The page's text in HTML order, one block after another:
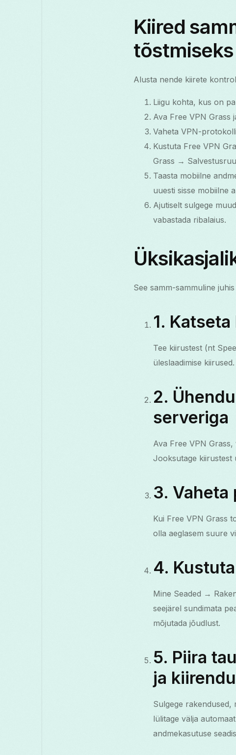
Kiired
tõstmiseks
Alusta nende kiirete
Liigu kohta, kus on
Ava Free VPN Grass
Vaheta VPN-
Kustuta Free VPN
Grass →
Taasta mobiilne
uuesti sisse mobiilne
Ajutiselt sulgege
vabastada ribalaius.
See samm-sammuline
1.
Tee kiirustest (nt
üleslaadimise
2.
serveriga
Ava Free VPN
Jooksutage kiirustest
3. Vaheta
Kui Free VPN Grass
olla aeglasem suure
4.
Mine Seaded →
seejärel sundimata
mõjutada jõudlust.
5. Piira
ja
Sulgege rakendused,
lülitage välja
andmekasutuse